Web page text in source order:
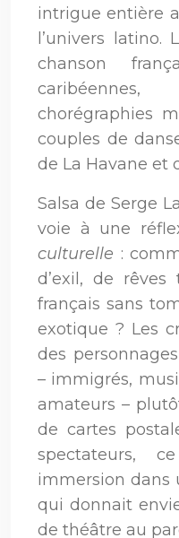
intrigue entière
l’univers latino.
chanson
chorégraphies
couples de
de La Havane et
Salsa de Serge
voie à une
culturelle :
d’exil, de
français sans
exotique ? Les
des
– immigrés,
amateurs –
de cartes
spectateurs,
immersion dans
qui donnait
de théâtre au